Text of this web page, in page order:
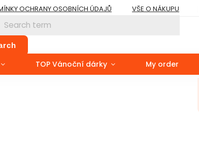
OCHRANY OSOBNÍCH ÚDAJŮ VŠE O NÁKUPU
TOP Vánoční dárky My order